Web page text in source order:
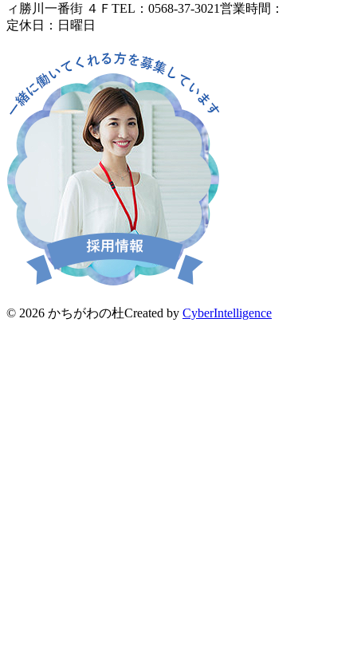
ィ勝川一番街 ４Ｆ TEL：0568-37-3021営業時間：
定休日：日曜日
© 2026 かちがわの杜Created by CyberIntelligence